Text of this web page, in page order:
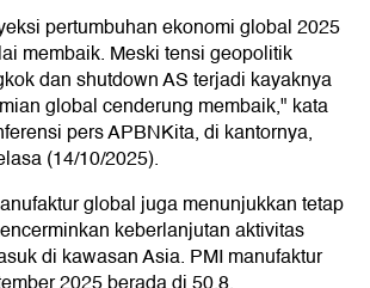
pertumbuhan ekonomi global 2025
membaik. Meski tensi geopolitik
dan shutdown AS terjadi kayaknya
global cenderung membaik," kata
pers APBNKita, di kantornya,
(14/10/2025).
global juga menunjukkan tetap
keberlanjutan aktivitas
di kawasan Asia. PMI manufaktur